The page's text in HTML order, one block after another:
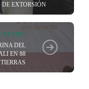
EXTORSIÓN
DEL
EN 88